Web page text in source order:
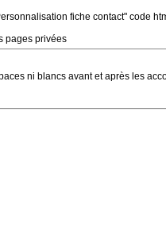
fiche contact" code
pages privées
ni blancs avant et après les